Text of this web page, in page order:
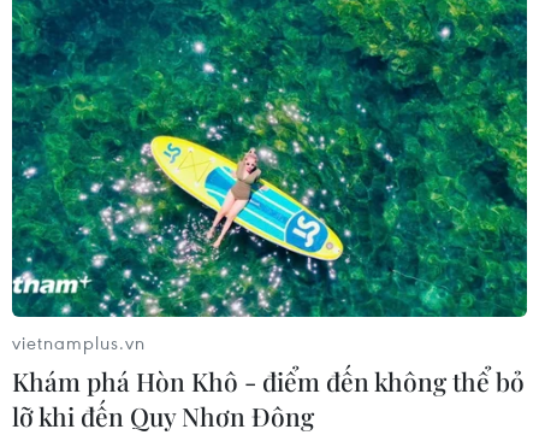
vietnamplus.vn
Khám phá Hòn Khô - điểm đến không thể bỏ
lỡ khi đến Quy Nhơn Đông